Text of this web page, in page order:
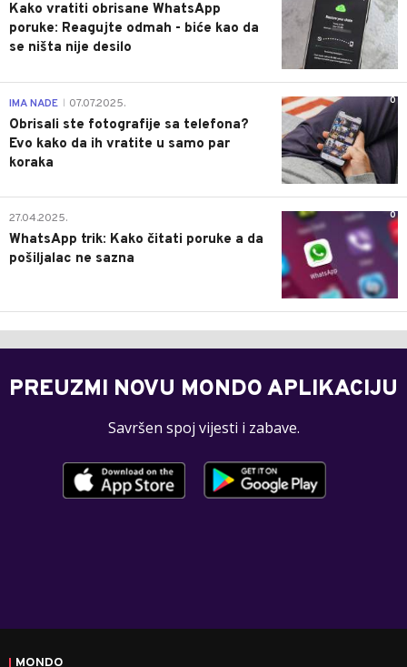
Kako vratiti obrisane WhatsApp
poruke: Reagujte odmah - biće kao da
se ništa nije desilo
0
IMA NADE 07.07.2025.
Obrisali ste fotografije sa telefona?
Evo kako da ih vratite u samo par
koraka
0
27.04.2025.
WhatsApp trik: Kako čitati poruke a da
pošiljalac ne sazna
PREUZMI NOVU MONDO APLIKACIJU
Savršen spoj vijesti i zabave.
MONDO